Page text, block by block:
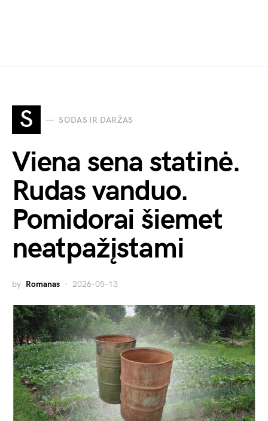
S SODAS IR DARŽAS
Viena sena statinė.
Rudas vanduo.
Pomidorai šiemet
neatpažįstami
by Romanas 2026-05-13